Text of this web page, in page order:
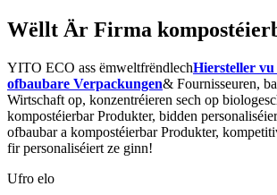
Wëllt Är Firma
YITO ECO ass ëmweltfrëndlechHiersteller vu
ofbaubare Verpackungen& Fournisseuren,
Wirtschaft op, konzentréieren sech op
kompostéierbar Produkter, bidden
ofbaubar a kompostéierbar Produkter,
fir personaliséiert ze ginn!
Ufro elo